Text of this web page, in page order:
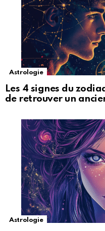
Astrologie
Les 4 signes du
de retrouver un
Astrologie